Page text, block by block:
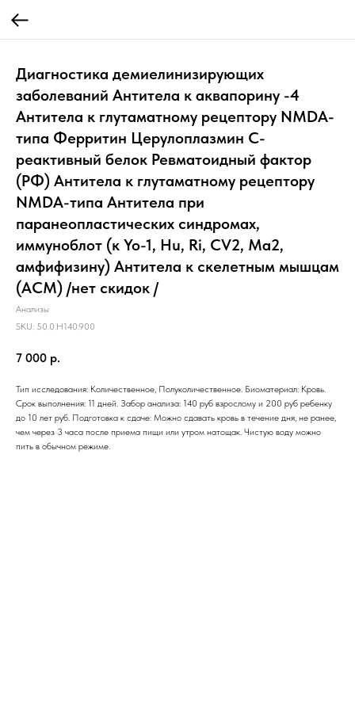
Диагностика демиелинизирующих
заболеваний Антитела к аквапорину -4
Антитела к глутаматному рецептору NMDA-
типа Ферритин Церулоплазмин С-
реактивный белок Ревматоидный фактор
(РФ) Антитела к глутаматному рецептору
NMDA-типа Антитела при
паранеопластических синдромах,
иммуноблот (к Yo-1, Hu, Ri, CV2, Ma2,
амфифизину) Антитела к скелетным мышцам
(АСМ) /нет скидок /
Анализы
SKU: 50.0.H140.900
7 000 р.
Тип исследования: Количественное, Полуколичественное. Биоматериал: Кровь.
Срок выполнения: 11 дней. Забор анализа: 140 руб взрослому и 200 руб ребенку
до 10 лет руб. Подготовка к сдаче: Можно сдавать кровь в течение дня, не ранее,
чем через 3 часа после приема пищи или утром натощак. Чистую воду можно
пить в обычном режиме.